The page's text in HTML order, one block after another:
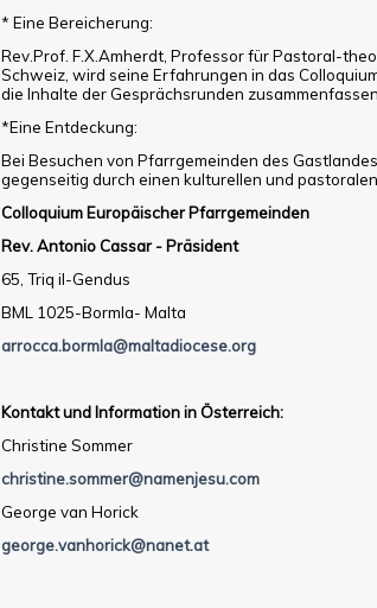
* Eine Bereicherung:
Rev.Prof. F.X.Amherdt, Professor für Pastoral-
Schweiz, wird seine Erfahrungen in das
die Inhalte der Gesprächsrunden zusammenfassen.
*Eine Entdeckung:
Bei Besuchen von Pfarrgemeinden des
gegenseitig durch einen kulturellen und
Colloquium Europäischer Pfarrgemeinden
Rev. Antonio Cassar - Präsident
65, Triq il-Gendus
BML 1025-Bormla- Malta
arrocca.bormla@maltadiocese.org
Kontakt und Information in Österreich:
Christine Sommer
christine.sommer@namenjesu.com
George van Horick
george.vanhorick@nanet.at